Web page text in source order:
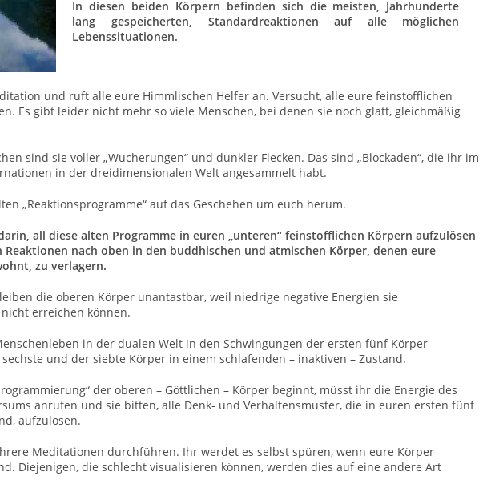
In diesen beiden Körpern befinden sich die meisten, Jahrhunderte
lang gespeicherten, Standardreaktionen auf alle möglichen
Lebenssituationen.
und ruft alle eure Himmlischen Helfer an. Versucht, alle eure feinstofflichen
Es gibt leider nicht mehr so viele Menschen, bei denen sie noch glatt, gleichmäßig
sind sie voller „Wucherungen“ und dunkler Flecken. Das sind „Blockaden“, die ihr im
in der dreidimensionalen Welt angesammelt habt.
„Reaktionsprogramme“ auf das Geschehen um euch herum.
all diese alten Programme in euren „unteren“ feinstofflichen Körpern aufzulösen
Reaktionen nach oben in den buddhischen und atmischen Körper, denen eure
zu verlagern.
die oberen Körper unantastbar, weil niedrige negative Energien sie
erreichen können.
in der dualen Welt in den Schwingungen der ersten fünf Körper
und der siebte Körper in einem schlafenden – inaktiven – Zustand.
der oberen – Göttlichen – Körper beginnt, müsst ihr die Energie des
anrufen und sie bitten, alle Denk- und Verhaltensmuster, die in euren ersten fünf
aufzulösen.
Meditationen durchführen. Ihr werdet es selbst spüren, wenn eure Körper
Diejenigen, die schlecht visualisieren können, werden dies auf eine andere Art